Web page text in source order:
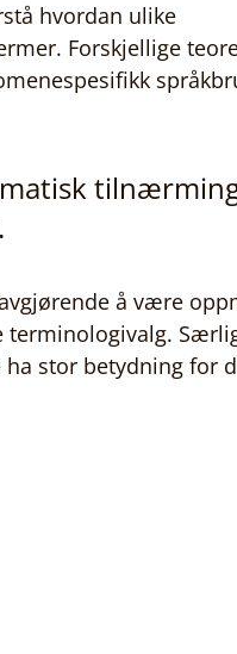
hvordan ulike
Forskjellige
å være
terminologivalg.
stor betydning for